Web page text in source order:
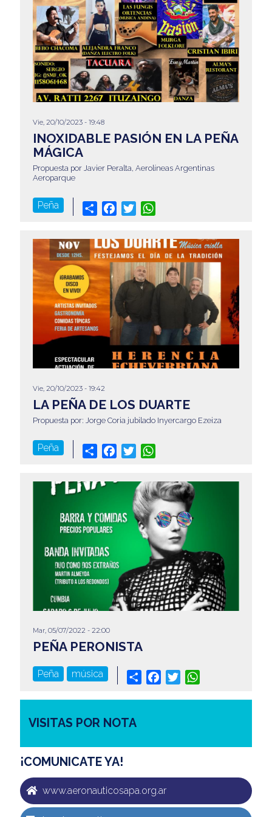
Vie, 20/10/2023 - 19:48
INOXIDABLE PASIÓN EN LA PEÑA
MÁGICA
Propuesta por Javier Peralta, Aerolíneas Argentinas
Aeroparque
Peña Share Facebook
Twitter
Vie, 20/10/2023 - 19:42
LA PEÑA DE LOS DUARTE
Propuesta por: Jorge Coria jubilado Inyercargo Ezeiza
Peña Share Facebook
Twitter
Mar, 05/07/2022 - 22:00
PEÑA PERONISTA
Peña música Share Facebook
Twitter
VISITAS POR NOTA
¡COMUNICATE YA!
www.aeronauticosapa.org.ar